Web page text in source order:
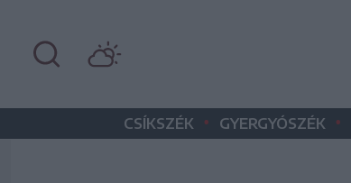
CSÍKSZÉK • GYERGYÓSZÉK •